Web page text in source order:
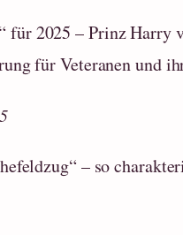
für 2025 – Prinz Harry
für Veteranen und
– so